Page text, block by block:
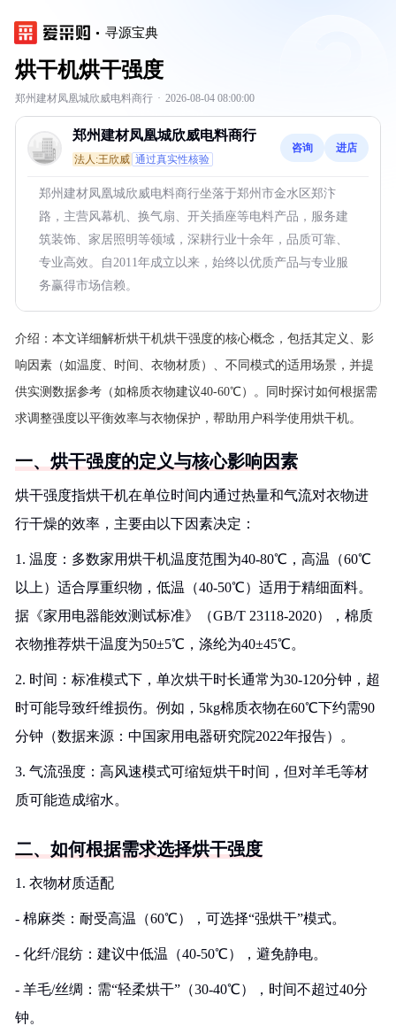
寻源宝典
烘干机烘干强度
郑州建材凤凰城欣威电料商行 · 2026-08-04 08:00:00
郑州建材凤凰城欣威电料商行
法人:王欣威 通过真实性核验
咨询 进店
郑州建材凤凰城欣威电料商行坐落于郑州市金水区郑汴
路，主营风幕机、换气扇、开关插座等电料产品，服务建
筑装饰、家居照明等领域，深耕行业十余年，品质可靠、
专业高效。自2011年成立以来，始终以优质产品与专业服
务赢得市场信赖。
介绍： 本文详细解析烘干机烘干强度的核心概念，包括其定义、影
响因素（如温度、时间、衣物材质）、不同模式的适用场景，并提
供实测数据参考（如棉质衣物建议40-60℃）。同时探讨如何根据需
求调整强度以平衡效率与衣物保护，帮助用户科学使用烘干机。
一、烘干强度的定义与核心影响因素
烘干强度指烘干机在单位时间内通过热量和气流对衣物进
行干燥的效率，主要由以下因素决定：
1. 温度：多数家用烘干机温度范围为40-80℃，高温（60℃
以上）适合厚重织物，低温（40-50℃）适用于精细面料。
据《家用电器能效测试标准》（GB/T 23118-2020），棉质
衣物推荐烘干温度为50±5℃，涤纶为40±45℃。
2. 时间：标准模式下，单次烘干时长通常为30-120分钟，超
时可能导致纤维损伤。例如，5kg棉质衣物在60℃下约需90
分钟（数据来源：中国家用电器研究院2022年报告）。
3. 气流强度：高风速模式可缩短烘干时间，但对羊毛等材
质可能造成缩水。
二、如何根据需求选择烘干强度
1. 衣物材质适配
- 棉麻类：耐受高温（60℃），可选择“强烘干”模式。
- 化纤/混纺：建议中低温（40-50℃），避免静电。
- 羊毛/丝绸：需“轻柔烘干”（30-40℃），时间不超过40分
钟。